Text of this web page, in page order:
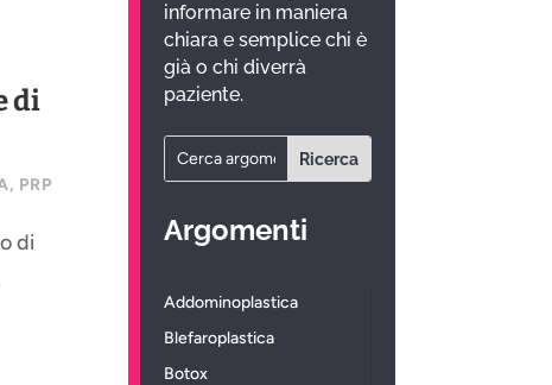
di
, PRP
di
informare in maniera
chiara e semplice chi è
già o chi diverrà
paziente.
Argomenti
Addominoplastica
Blefaroplastica
Botox